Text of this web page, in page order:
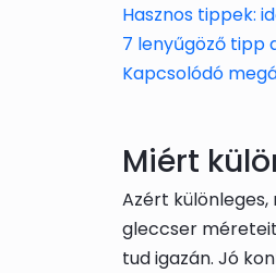
Hasznos tippek:
7 lenyűgöző tipp
Kapcsolódó
Miért
Azért
gleccser
tud igazán. Jó